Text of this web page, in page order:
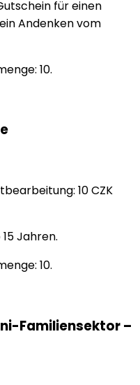
für einen
Andenken vom
10.
10 CZK
Jahren.
10.
Familiensektor –